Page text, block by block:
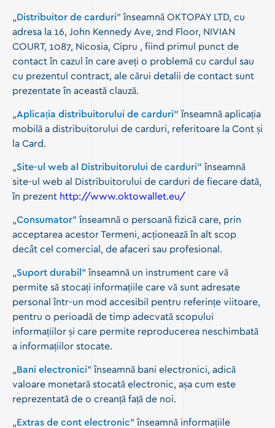
„Distribuitor de carduri” înseamnă OKTOPAY LTD, cu
adresa la 16, John Kennedy Ave, 2nd Floor, NIVIAN
COURT, 1087, Nicosia, Cipru , fiind primul punct de
contact în cazul în care aveți o problemă cu cardul sau
cu prezentul contract, ale cărui detalii de contact sunt
prezentate în această clauză.
„Aplicația distribuitorului de carduri” înseamnă aplicația
mobilă a distribuitorului de carduri, referitoare la Cont și
la Card.
„Site-ul web al Distribuitorului de carduri”înseamnă
site-ul web al Distribuitorului de carduri de fiecare dată,
în prezent http://www.oktowallet.eu/
„Consumator” înseamnă o persoană fizică care, prin
acceptarea acestor Termeni, acționează în alt scop
decât cel comercial, de afaceri sau profesional.
„Suport durabil ” înseamnă un instrument care vă
permite să stocați informațiile care vă sunt adresate
personal într-un mod accesibil pentru referințe viitoare,
pentru o perioadă de timp adecvată scopului
informațiilor și care permite reproducerea neschimbată
a informațiilor stocate.
„Bani electronici” înseamnă bani electronici, adică
valoare monetară stocată electronic, așa cum este
reprezentată de o creanță față de noi.
„Extras de cont electronic” înseamnă informațiile